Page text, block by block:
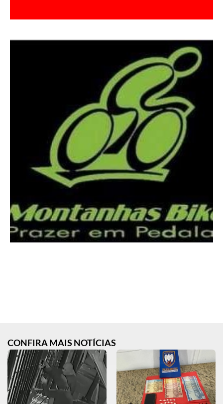
CONFIRA MAIS NOTÍCIAS